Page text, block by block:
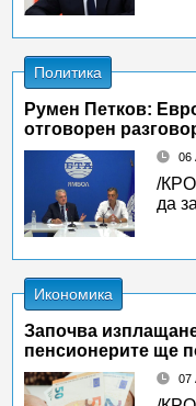
Политика
Румен Петков:
отговорен
06
/
да
Икономика
Започва
пенсионерите ще
07